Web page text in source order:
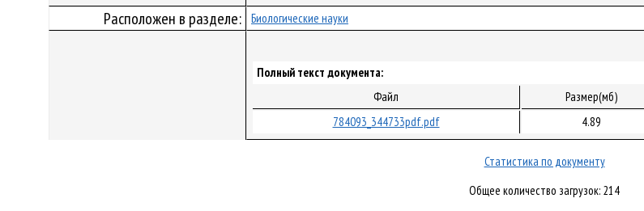
Расположен в разделе: Биологические науки
Полный текст документа:
Файл
Размер(мб)
784093_344733pdf.pdf
4.89
Статистика по документу
Общее количество загрузок: 214